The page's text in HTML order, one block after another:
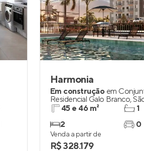
Harmonia
Em construção em
Residencial Galo Branco,
dos Campos
45 e 46 m²
2
1
0
Venda a partir de
R$ 328.179